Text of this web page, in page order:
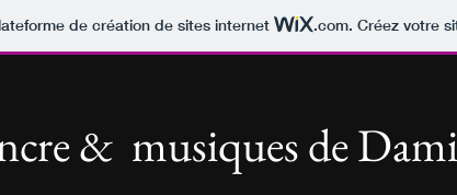
de création de sites internet .com. Créez votre
& musiquesde